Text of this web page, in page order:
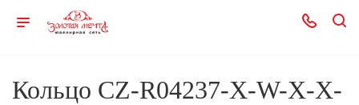
Кольцо CZ-R04237-X-W-X-X-